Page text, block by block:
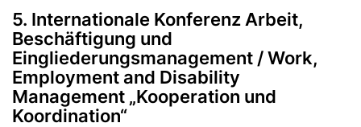
5. Internationale Konferenz Arbeit,
Beschäftigung und
Eingliederungsmanagement / Work,
Employment and Disability
Management „Kooperation und
Koordination“